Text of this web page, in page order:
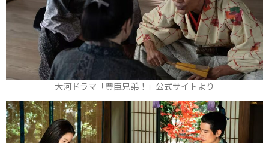
大河ドラマ「豊臣兄弟！」公式サイトより